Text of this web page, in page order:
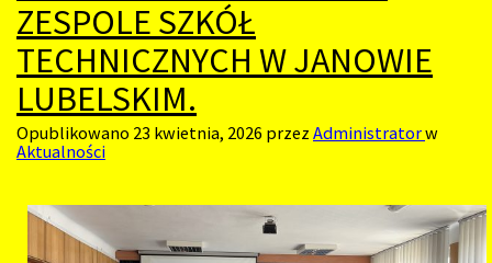
ZESPOLE SZKÓŁ
TECHNICZNYCH W JANOWIE
LUBELSKIM.
Opublikowano 23 kwietnia, 2026 przez Administratorw
Aktualności